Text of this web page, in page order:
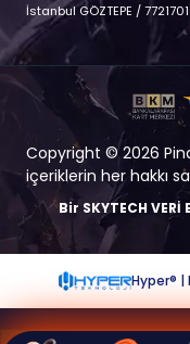
İstanbul GÖZTEPE /
Copyright © 2026
içeriklerin her hakkı
Bir SKYTECH
Hyper® |